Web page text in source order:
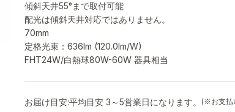
お届け目安:平均目安 3～5営業日になります。 (※お支払
傾斜天井55°まで取付可能
配光は傾斜天井対応ではありません。
70mm
定格光束：636lm (120.0lm/W)
FHT24W/白熱球80W-60W 器具相当